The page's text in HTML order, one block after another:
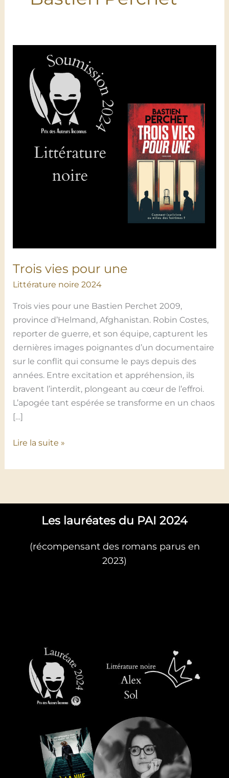
Trois vies pour une
Littérature noire 2024
Trois vies pour une Bastien Perchet 2009,
province d’Helmand, Afghanistan. Robin Costes,
reporter de guerre, et son équipe, capturent les
dernières images poignantes d’un documentaire
sur le conflit qui consume le pays depuis des
années. Entre excitation et appréhension, ils
bravent l’interdit, plongeant au cœur de l’effroi.
L’apogée tant espérée se transforme en un chaos
[…]
pour
Lire la suite »
Les lauréates du PAI 2024
(récompensant des romans parus en
2023)